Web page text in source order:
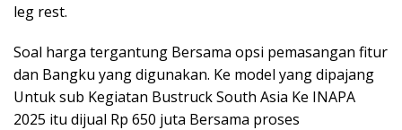
leg rest.
Soal harga tergantung Bersama opsi pemasangan fitur
dan Bangku yang digunakan. Ke model yang dipajang
Untuk sub Kegiatan Bustruck South Asia Ke INAPA
2025 itu dijual Rp 650 juta Bersama proses